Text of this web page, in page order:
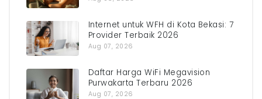
Internet untuk WFH di Kota Bekasi: 7
Provider Terbaik 2026
Aug 07, 2026
Daftar Harga WiFi Megavision
Purwakarta Terbaru 2026
Aug 07, 2026